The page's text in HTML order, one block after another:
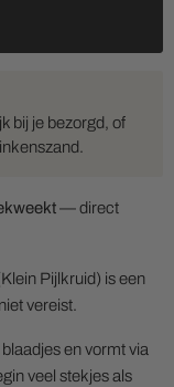
bij je bezorgd, of
— direct
Pijlkruid) is een
vereist.
en vormt via
veel stekjes als